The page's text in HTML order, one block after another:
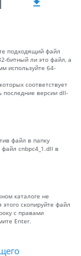
подходящий файл
битный ли это файл, а
используйте 64-
соответствует
версии dll-
файл в папку
cnbpc4_1.dll в
каталоге не
скопируйте файл
с правами
Enter.